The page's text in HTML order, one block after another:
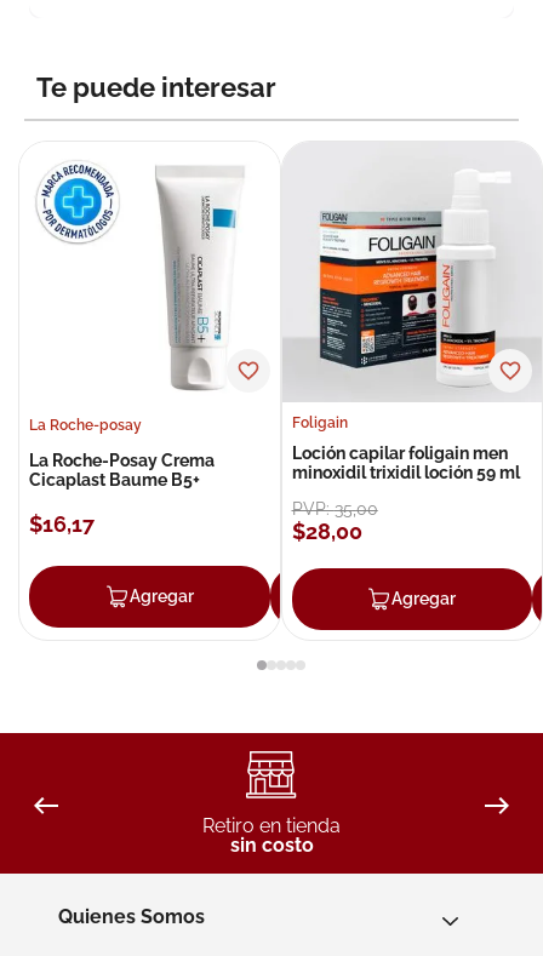
Te puede interesar
La Roche-posay
La Roche-Posay Crema
Cicaplast Baume B5+
$16,17
Agregar Agregar
Foligain
Loción capilar foligain men
minoxidil trixidil loción 59 ml
PVP:35,00
$28,00
Agregar
Retiro en tienda
sin costo
Quienes Somos